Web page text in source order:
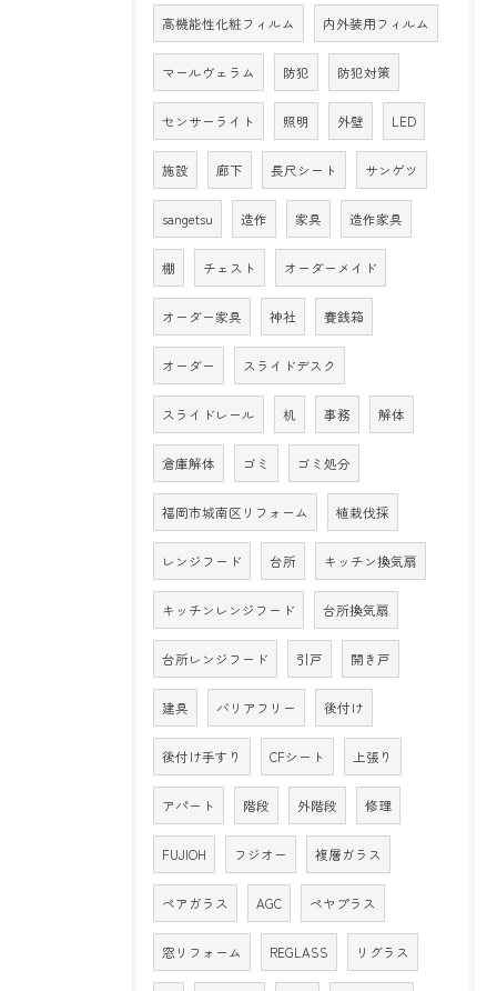
高機能性化粧フィルム 内外装用フィルム
マールヴェラム 防犯 防犯対策
センサーライト 照明 外壁 LED
施設 廊下 長尺シート サンゲツ
sangetsu 造作 家具 造作家具
棚 チェスト オーダーメイド
オーダー家具 神社 賽銭箱
オーダー スライドデスク
スライドレール 机 事務 解体
倉庫解体 ゴミ ゴミ処分
福岡市城南区リフォーム 植栽伐採
レンジフード 台所 キッチン換気扇
キッチンレンジフード 台所換気扇
台所レンジフード 引戸 開き戸
建具 バリアフリー 後付け
後付け手すり CFシート 上張り
アパート 階段 外階段 修理
FUJIOH フジオー 複層ガラス
ペアガラス AGC ペヤプラス
窓リフォーム REGLASS リグラス